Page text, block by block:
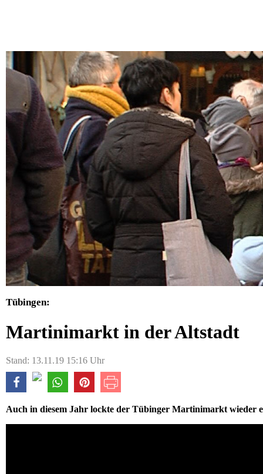
Tübingen:
Martinimarkt in der Altstadt
Stand: 13.11.19 15:16 Uhr
Auch in diesem Jahr lockte der Tübinger Martinimarkt wieder